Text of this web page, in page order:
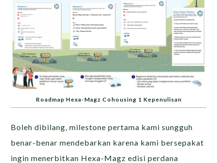
Roadmap Hexa-Magz Cohousing 1 Kepenulisan
Boleh dibilang, milestone pertama kami sungguh
benar-benar mendebarkan karena kami bersepakat
ingin menerbitkan Hexa-Magz edisi perdana